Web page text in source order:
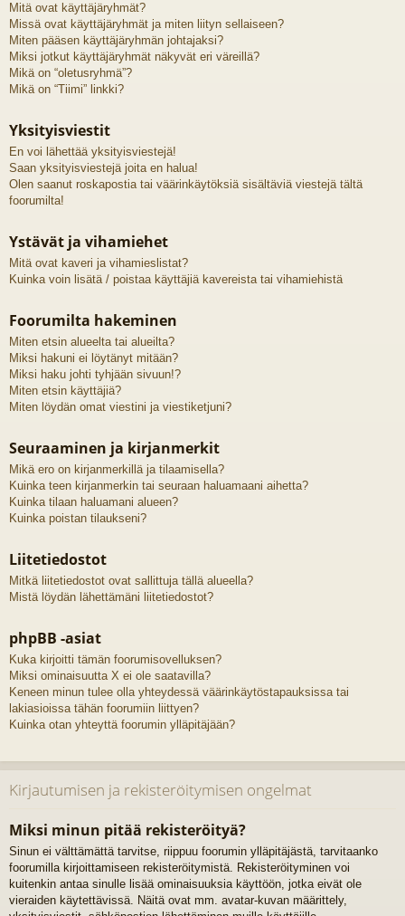
Mitä ovat käyttäjäryhmät?
Missä ovat käyttäjäryhmät ja miten liityn sellaiseen?
Miten pääsen käyttäjäryhmän johtajaksi?
Miksi jotkut käyttäjäryhmät näkyvät eri väreillä?
Mikä on “oletusryhmä”?
Mikä on “Tiimi” linkki?
Yksityisviestit
En voi lähettää yksityisviestejä!
Saan yksityisviestejä joita en halua!
Olen saanut roskapostia tai väärinkäytöksiä sisältäviä viestejä tältä
foorumilta!
Ystävät ja vihamiehet
Mitä ovat kaveri ja vihamieslistat?
Kuinka voin lisätä / poistaa käyttäjiä kavereista tai vihamiehistä
Foorumilta hakeminen
Miten etsin alueelta tai alueilta?
Miksi hakuni ei löytänyt mitään?
Miksi haku johti tyhjään sivuun!?
Miten etsin käyttäjiä?
Miten löydän omat viestini ja viestiketjuni?
Seuraaminen ja kirjanmerkit
Mikä ero on kirjanmerkillä ja tilaamisella?
Kuinka teen kirjanmerkin tai seuraan haluamaani aihetta?
Kuinka tilaan haluamani alueen?
Kuinka poistan tilaukseni?
Liitetiedostot
Mitkä liitetiedostot ovat sallittuja tällä alueella?
Mistä löydän lähettämäni liitetiedostot?
phpBB -asiat
Kuka kirjoitti tämän foorumisovelluksen?
Miksi ominaisuutta X ei ole saatavilla?
Keneen minun tulee olla yhteydessä väärinkäytöstapauksissa tai
lakiasioissa tähän foorumiin liittyen?
Kuinka otan yhteyttä foorumin ylläpitäjään?
Kirjautumisen ja rekisteröitymisen ongelmat
Miksi minun pitää rekisteröityä?
Sinun ei välttämättä tarvitse, riippuu foorumin ylläpitäjästä, tarvitaanko
foorumilla kirjoittamiseen rekisteröitymistä. Rekisteröityminen voi
kuitenkin antaa sinulle lisää ominaisuuksia käyttöön, jotka eivät ole
vieraiden käytettävissä. Näitä ovat mm. avatar-kuvan määrittely,